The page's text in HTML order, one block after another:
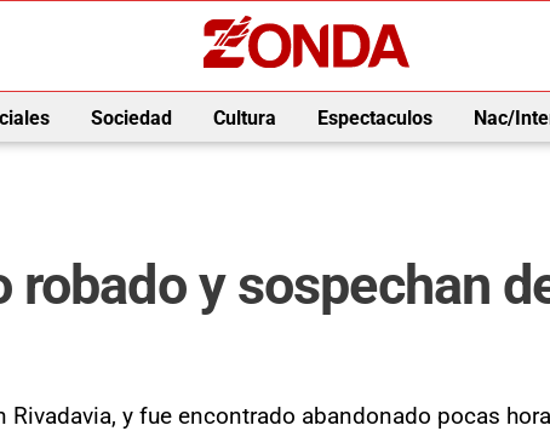
Sociedad Cultura Espectaculos Nac/
robado y sospechan
y fue encontrado abandonado pocas